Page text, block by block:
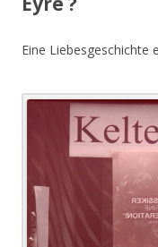
Eine Liebesgeschichte